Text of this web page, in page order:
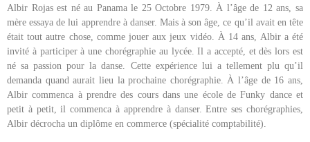
Albir Rojas est né au Panama le 25 Octobre 1979. À l’âge de 12 ans, sa
mère essaya de lui apprendre à danser. Mais à son âge, ce qu’il avait en tête
était tout autre chose, comme jouer aux jeux vidéo. À 14 ans, Albir a été
invité à participer à une chorégraphie au lycée. Il a accepté, et dès lors est
né sa passion pour la danse. Cette expérience lui a tellement plu qu’il
demanda quand aurait lieu la prochaine chorégraphie. À l’âge de 16 ans,
Albir commenca à prendre des cours dans une école de Funky dance et
petit à petit, il commenca à apprendre à danser. Entre ses chorégraphies,
Albir décrocha un diplôme en commerce (spécialité comptabilité).